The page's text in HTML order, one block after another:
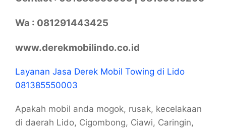
Wa : 081291443425
www.derekmobilindo.co.id
Layanan Jasa Derek Mobil Towing di Lido
081385550003
Apakah mobil anda mogok, rusak, kecelakaan
di daerah Lido, Cigombong, Ciawi, Caringin,